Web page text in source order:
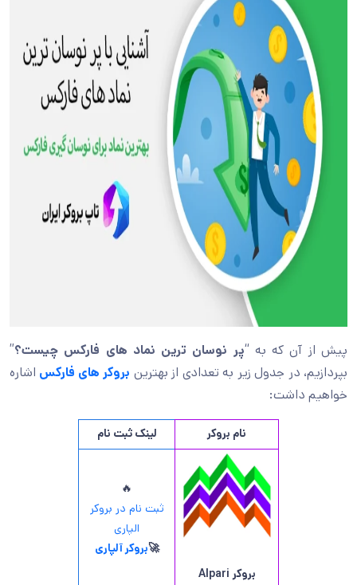
پیش از آن که به “پر نوسان ترین نماد های فارکس چیست؟”
بپردازیم، در جدول زیر به تعدادی از بهترین بروکر های فارکس اشاره
خواهیم داشت:
نام بروکر لینک ثبت نام
بروکر Alpari
🔥
ثبت نام در بروکر
الپاری
🚀بروکر آلپاری